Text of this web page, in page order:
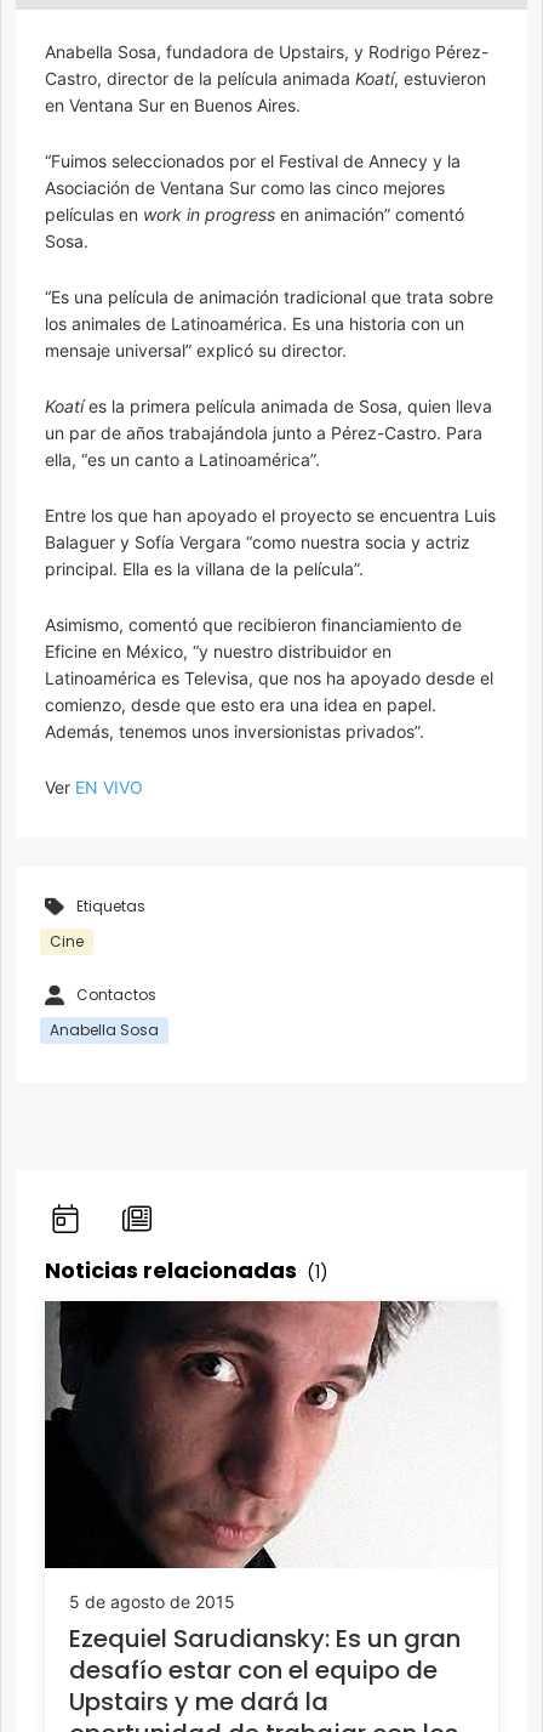
Anabella Sosa, fundadora de Upstairs, y Rodrigo Pérez-
Castro, director de la película animada Koatí, estuvieron
en Ventana Sur en Buenos Aires.
“Fuimos seleccionados por el Festival de Annecy y la
Asociación de Ventana Sur como las cinco mejores
películas en work in progress en animación” comentó
Sosa.
“Es una película de animación tradicional que trata sobre
los animales de Latinoamérica. Es una historia con un
mensaje universal” explicó su director.
Koatíes la primera película animada de Sosa, quien lleva
un par de años trabajándola junto a Pérez-Castro. Para
ella, “es un canto a Latinoamérica”.
Entre los que han apoyado el proyecto se encuentra Luis
Balaguer y Sofía Vergara “como nuestra socia y actriz
principal. Ella es la villana de la película”.
Asimismo, comentó que recibieron financiamiento de
Eficine en México, “y nuestro distribuidor en
Latinoamérica es Televisa, que nos ha apoyado desde el
comienzo, desde que esto era una idea en papel.
Además, tenemos unos inversionistas privados”.
Ver EN VIVO
Etiquetas
Cine
Contactos
Anabella Sosa
Noticias relacionadas (1)
5 de agosto de 2015
Ezequiel Sarudiansky: Es un gran
desafío estar con el equipo de
Upstairs y me dará la